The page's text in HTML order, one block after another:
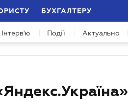
БУХГАЛТЕРУ
Інтерв'ю Події Актуально